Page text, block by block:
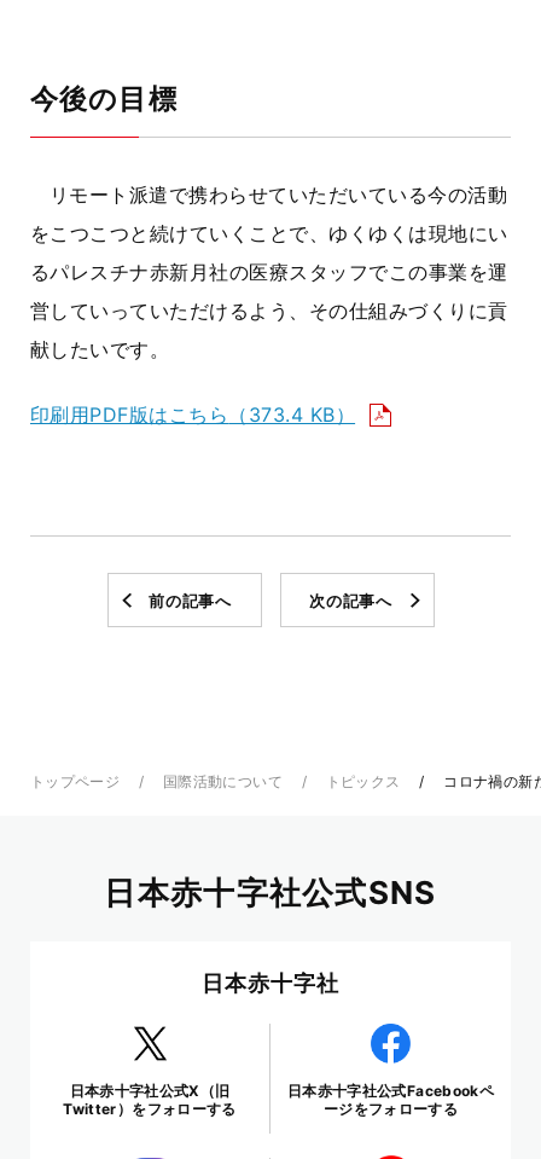
今後の目標
リモート派遣で携わらせていただいている今の活動
をこつこつと続けていくことで、ゆくゆくは現地にい
るパレスチナ赤新月社の医療スタッフでこの事業を運
営していっていただけるよう、その仕組みづくりに貢
献したいです。
印刷用PDF版はこちら （373.4 KB）
前の記事へ 次の記事へ
トップページ 国際活動について トピックス コロナ禍の新
日本赤十字社公式SNS
日本赤十字社
日本赤十字社公式X（旧
Twitter）をフォローする
日本赤十字社公式Facebookペ
ージをフォローする